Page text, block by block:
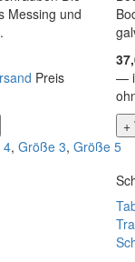
Messing und
Preis
—
+
4, Größe 3, Größe 5